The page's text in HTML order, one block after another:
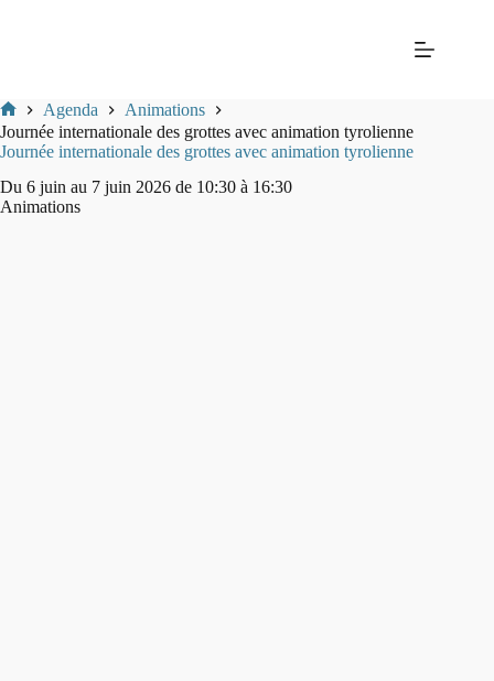
Mairie
de
Balme-
Les-
Agenda
Animations
Journée internationale des grottes avec animation tyrolienne
Journée internationale des grottes avec animation tyrolienne
Du 6 juin au 7 juin 2026 de 10:30 à 16:30
Animations